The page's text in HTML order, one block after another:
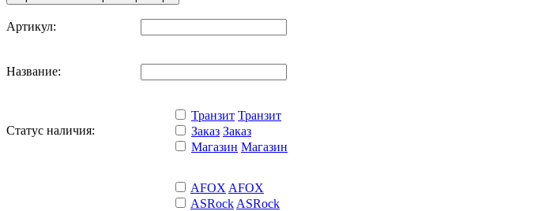
Артикул:
Название:
Статус наличия:
Транзит Транзит
Заказ Заказ
Магазин Магазин
AFOX AFOX
ASRock ASRock